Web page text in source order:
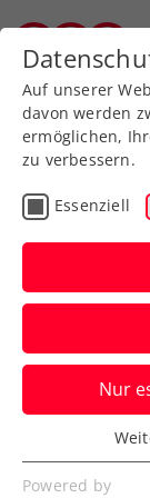
Zurück
Ausbildung
Auf unserer
davon werden
ermöglichen,
zu verbessern.
Essenziell
Nur
Essenziell
Essenzielle
Powered by